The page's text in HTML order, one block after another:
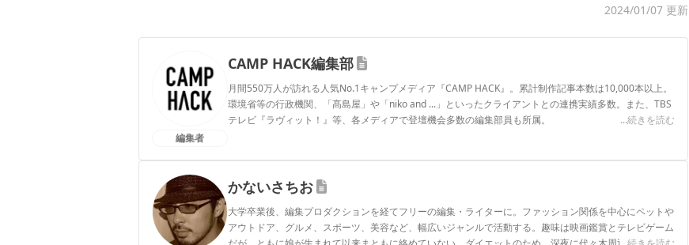
2024/01/07 更新
編集者
CAMP HACK編集部
月間550万人が訪れる人気No.1キャンプメディア『CAMP HACK』。累計制作記事本数は10,000本以上。
環境省等の行政機関、「髙島屋」や「niko and ...」といったクライアントとの連携実績多数。また、TBS
テレビ『ラヴィット！』等、各メディアで登壇機会多数の編集部員も所属。
...続きを読む
かないさちお
大学卒業後、編集プロダクションを経てフリーの編集・ライターに。ファッション関係を中心にペットや
アウトドア、グルメ、スポーツ、美容など、幅広いジャンルで活動する。趣味は映画鑑賞とテレビゲーム